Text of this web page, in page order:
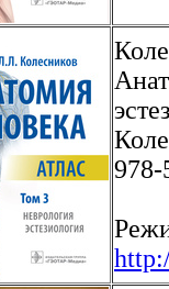
978-